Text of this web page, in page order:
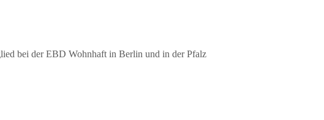
bei der EBD Wohnhaft in Berlin und in der Pfalz